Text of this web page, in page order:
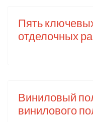
Пять
отделочных
Виниловый
винилового